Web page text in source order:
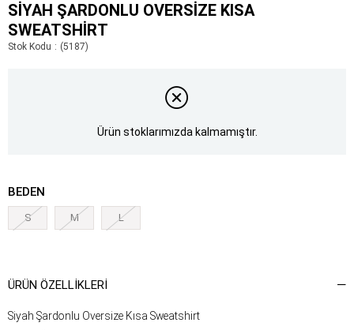
SIYAH ŞARDONLU OVERSIZE KISA
SWEATSHIRT
Stok Kodu (5187)
Ürün stoklarımızda kalmamıştır.
BEDEN
S M L
ÜRÜN ÖZELLIKLERI
Siyah Şardonlu Oversize Kısa Sweatshirt